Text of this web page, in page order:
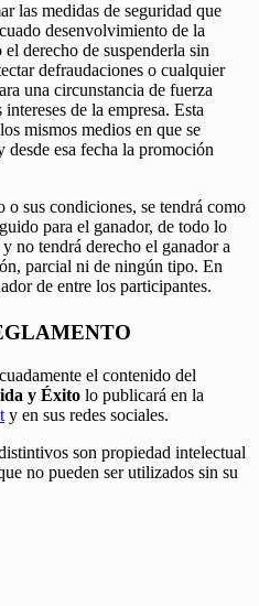
las medidas de seguridad que
desenvolvimiento de la
derecho de suspenderla sin
defraudaciones o cualquier
una circunstancia de fuerza
de la empresa. Esta
mismos medios en que se
esa fecha la promoción
o sus condiciones, se tendrá como
para el ganador, de todo lo
no tendrá derecho el ganador a
parcial ni de ningún tipo. En
de entre los participantes.
el contenido del
y Éxito lo publicará en la
y en sus redes sociales.
son propiedad intelectual
no pueden ser utilizados sin su